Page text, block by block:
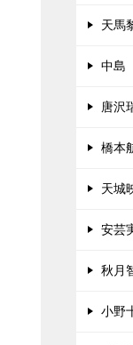
天馬
中
唐沢
橋本
天城
安芸
秋月
小野